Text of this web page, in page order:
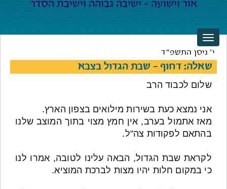
י' ניסן התשפ"ד
שאלה: דחוף - שבת הגדול בצבא
שלום לכבוד הרב
אני נמצא כעת בשירות מילואים בצפון הארץ.
מאז אתמול בערב, אין חמץ מצוי בתוך המוצב שלנו
בהתאם לפקודות צה"ל.
לקראת שבת הגדול, הבאה עלינו לטובה, אמרו לנו
כי במקום חלות יהיו מצות לברכת המוציא.